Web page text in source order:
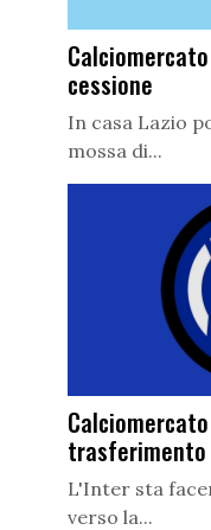
cessione
In casa Lazio
mossa di...
trasferimento
L'Inter sta
verso la...